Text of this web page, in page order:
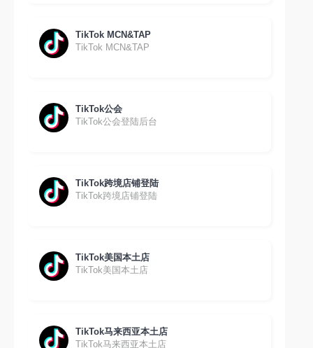
TikTok MCN&TAP
TikTok MCN&TAP
TikTok公会
TikTok公会登陆后台
TikTok跨境店铺登陆
TikTok跨境店铺登陆
TikTok美国本土店
TikTok美国本土店
TikTok马来西亚本土店
TikTok马来西亚本土店